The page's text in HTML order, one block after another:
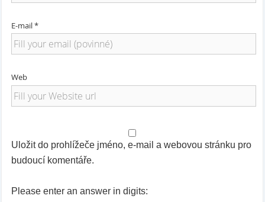
E-mail *
Web
Uložit do prohlížeče jméno, e-mail a webovou stránku pro
budoucí komentáře.
Please enter an answer in digits: